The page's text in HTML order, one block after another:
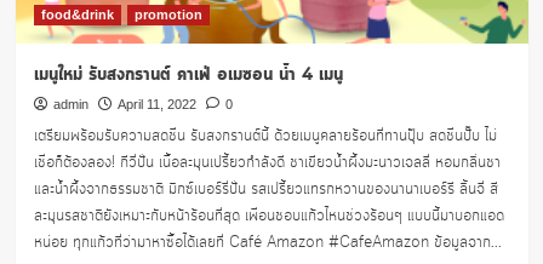
food&drink promotion
เมนูใหม่ รับสงกรานต์ คาเฟ่ อเมซอน น้ำ 4 เมนู
admin April 11, 2022 0
เตรียมพร้อมรับความสดชื่น รับสงกรานต์นี้ ด้วยเมนูคลายร้อนที่ทานปุ๊บ สดชื่นปั๊บ ไม่
เชื่อก็ต้องลอง! กีวี่ปั่น เนื้อละมุนเปรี้ยวกำลังดี ชาเขียวน้ำผึ้งมะนาวเจลลี่ หอมกลิ่นชา
และน้ำผึ้งจากธรรมชาติ มิกซ์เบอร์รี่ปั่น รสเปรี้ยวแทรกหวานของนานาเบอร์รี ลิ้นจี่ สี
ละมุนรสชาติยังเหมาะกับหน้าร้อนที่สุด เพื่อนชอบแก้วไหนช่วงร้อนๆ แบบนี้มาบอกแอด
หน่อย ทุกแก้วที่ว่ามาหาซื้อได้เลยที่ Café Amazon #CafeAmazon ข้อมูลจาก...